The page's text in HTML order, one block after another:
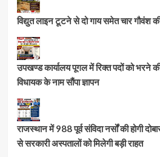
विद्युत लाइन टूटने से दो गाय समेत चार गौवंश की
उपखण्ड कार्यालय पूगल में रिक्त पदों को भरने
विधायक के नाम सौंपा ज्ञापन
राजस्थान में 988 पूर्व संविदा नर्सों की होगी
से सरकारी अस्पतालों को मिलेगी बड़ी राहत